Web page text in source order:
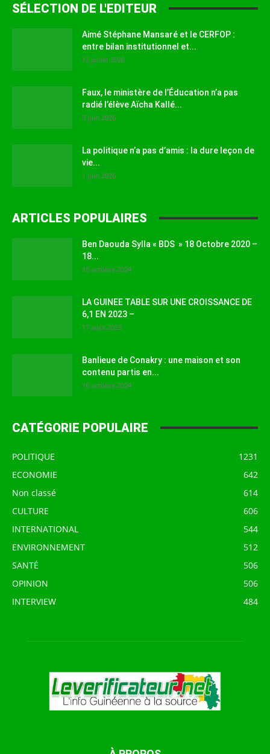
SÉLECTION DE L'EDITEUR
Aimé Stéphane Mansaré et le CERFOP :
entre bilan institutionnel et...
12 juillet 2026
Faux, le ministère de l’Éducation n’a pas
radié l’élève Aïcha Kallé...
9 juin 2026
La politique n’a pas d’amis : la dure leçon de
vie...
1 juin 2026
ARTICLES POPULAIRES
Ben Daouda Sylla « BDS » 18 Octobre 2020 –
18...
18 octobre 2024
LA GUINEE TABLE SUR UNE CROISSANCE DE
6,1 EN 2023 –
17 août 2023
Banlieue de Conakry : une maison et son
contenu partis en...
16 octobre 2024
CATÉGORIE POPULAIRE
POLITIQUE
1231
ECONOMIE
642
Non classé
614
CULTURE
606
INTERNATIONAL
544
ENVIRONNEMENT
512
SANTÉ
506
OPINION
506
INTERVIEW
484